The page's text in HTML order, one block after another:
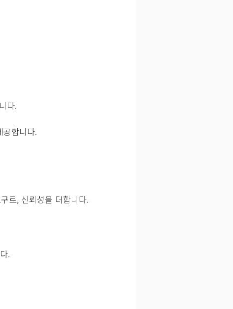
다.
합니다.
로, 신뢰성을 더합니다.
.